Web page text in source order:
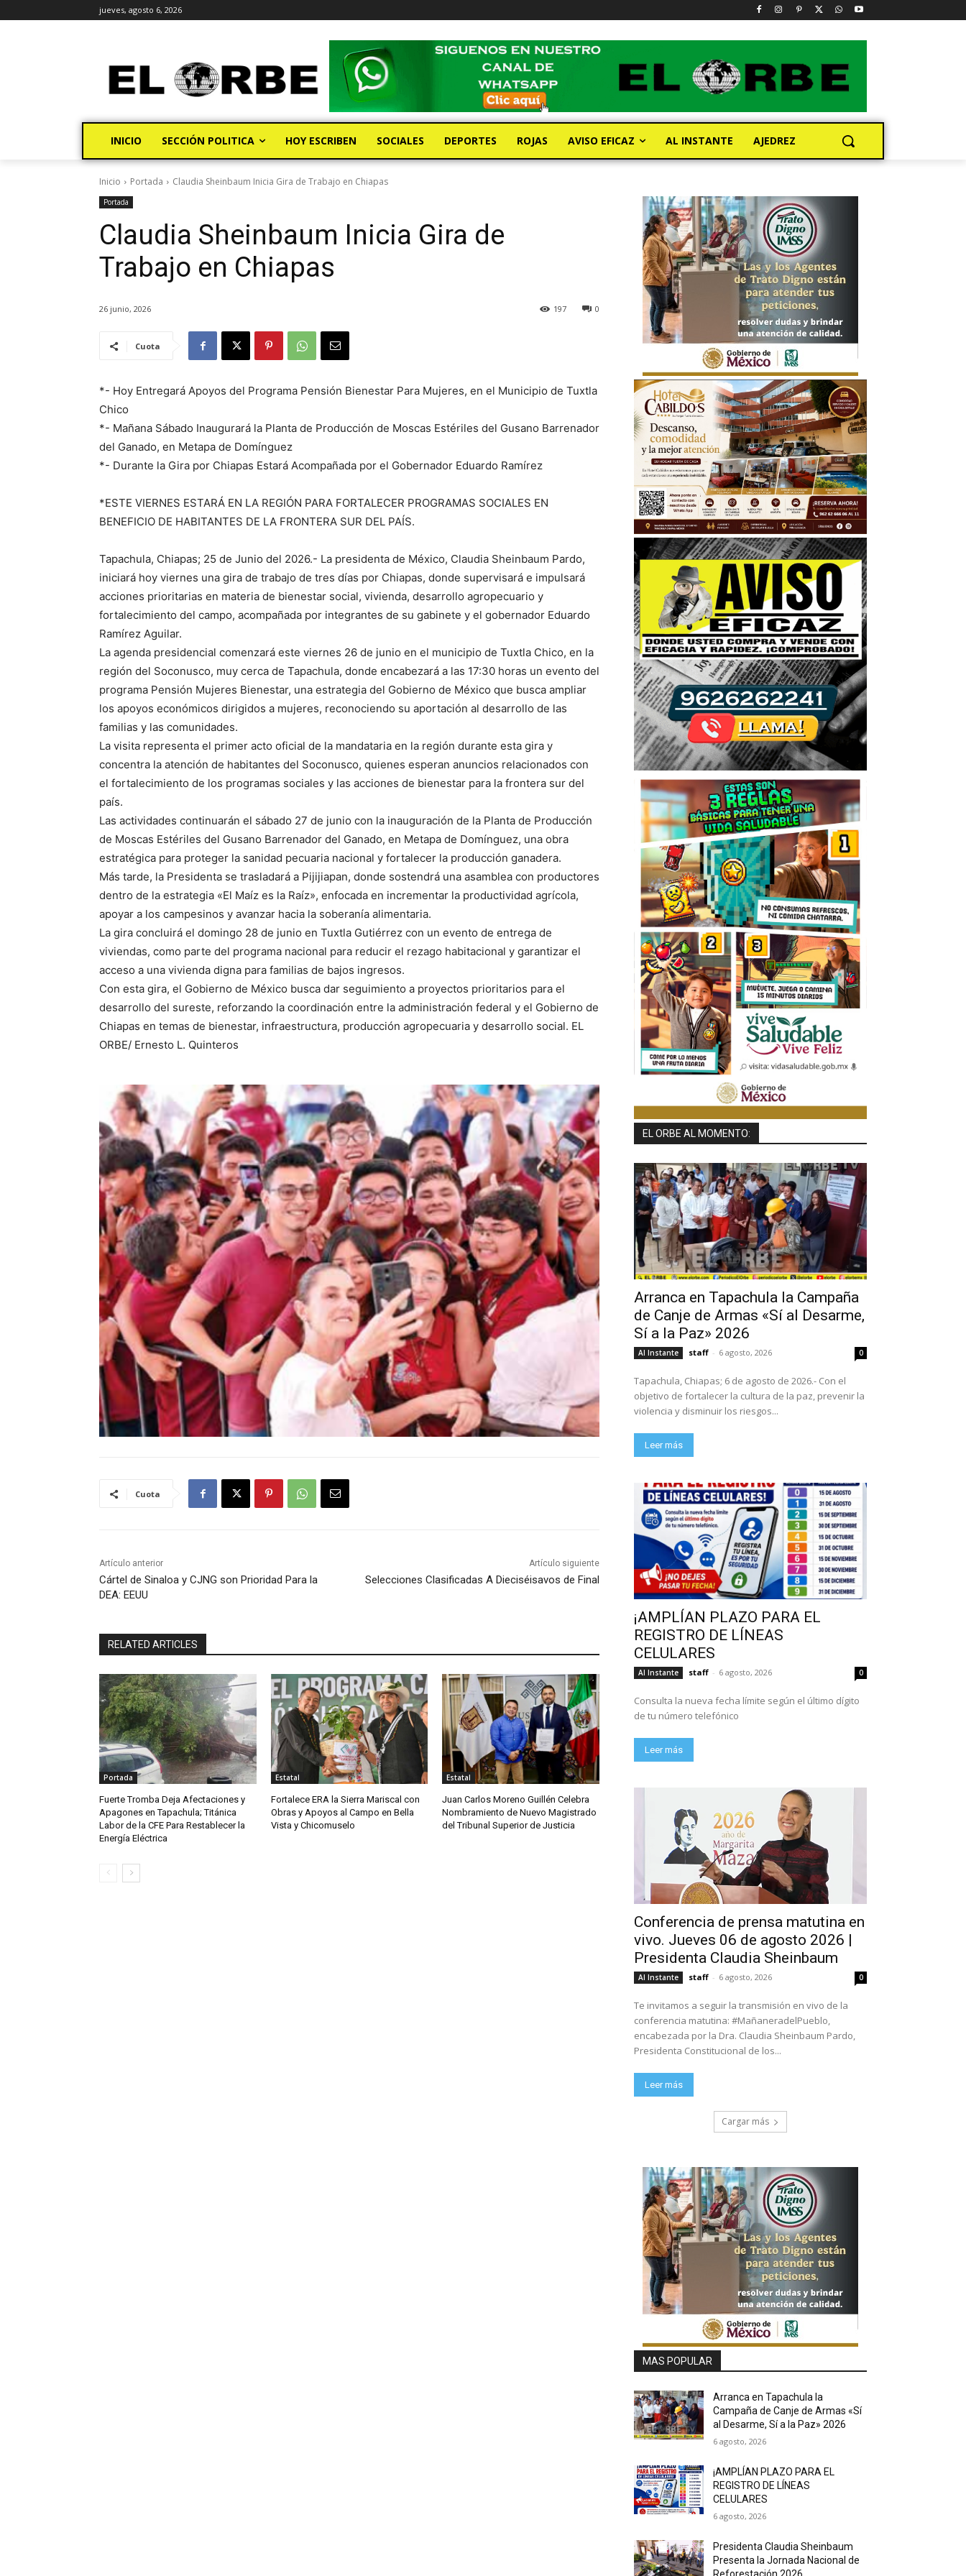
jueves, agosto 6, 2026
INICIO SECCIÓN POLITICA HOY ESCRIBEN SOCIALES DEPORTES ROJAS AVISO EFICAZ AL INSTANTE AJEDREZ
Inicio Portada Claudia Sheinbaum Inicia Gira de Trabajo en Chiapas
Portada
Claudia Sheinbaum Inicia Gira de
Trabajo en Chiapas
26 junio, 2026 0
197
Cuota
*- Hoy Entregará Apoyos del Programa Pensión Bienestar Para Mujeres, en el Municipio de Tuxtla
Chico
*- Mañana Sábado Inaugurará la Planta de Producción de Moscas Estériles del Gusano Barrenador
del Ganado, en Metapa de Domínguez
*- Durante la Gira por Chiapas Estará Acompañada por el Gobernador Eduardo Ramírez
*ESTE VIERNES ESTARÁ EN LA REGIÓN PARA FORTALECER PROGRAMAS SOCIALES EN
BENEFICIO DE HABITANTES DE LA FRONTERA SUR DEL PAÍS.
Tapachula, Chiapas; 25 de Junio del 2026.- La presidenta de México, Claudia Sheinbaum Pardo,
iniciará hoy viernes una gira de trabajo de tres días por Chiapas, donde supervisará e impulsará
acciones prioritarias en materia de bienestar social, vivienda, desarrollo agropecuario y
fortalecimiento del campo, acompañada por integrantes de su gabinete y el gobernador Eduardo
Ramírez Aguilar.
La agenda presidencial comenzará este viernes 26 de junio en el municipio de Tuxtla Chico, en la
región del Soconusco, muy cerca de Tapachula, donde encabezará a las 17:30 horas un evento del
programa Pensión Mujeres Bienestar, una estrategia del Gobierno de México que busca ampliar
los apoyos económicos dirigidos a mujeres, reconociendo su aportación al desarrollo de las
familias y las comunidades.
La visita representa el primer acto oficial de la mandataria en la región durante esta gira y
concentra la atención de habitantes del Soconusco, quienes esperan anuncios relacionados con
el fortalecimiento de los programas sociales y las acciones de bienestar para la frontera sur del
país.
Las actividades continuarán el sábado 27 de junio con la inauguración de la Planta de Producción
de Moscas Estériles del Gusano Barrenador del Ganado, en Metapa de Domínguez, una obra
estratégica para proteger la sanidad pecuaria nacional y fortalecer la producción ganadera.
Más tarde, la Presidenta se trasladará a Pijijiapan, donde sostendrá una asamblea con productores
dentro de la estrategia «El Maíz es la Raíz», enfocada en incrementar la productividad agrícola,
apoyar a los campesinos y avanzar hacia la soberanía alimentaria.
La gira concluirá el domingo 28 de junio en Tuxtla Gutiérrez con un evento de entrega de
viviendas, como parte del programa nacional para reducir el rezago habitacional y garantizar el
acceso a una vivienda digna para familias de bajos ingresos.
Con esta gira, el Gobierno de México busca dar seguimiento a proyectos prioritarios para el
desarrollo del sureste, reforzando la coordinación entre la administración federal y el Gobierno de
Chiapas en temas de bienestar, infraestructura, producción agropecuaria y desarrollo social. EL
ORBE/ Ernesto L. Quinteros
Cuota
Artículo anterior
Cártel de Sinaloa y CJNG son Prioridad Para la
DEA: EEUU
Artículo siguiente
Selecciones Clasificadas A Dieciséisavos de Final
RELATED ARTICLES
Portada
Fuerte Tromba Deja Afectaciones y
Apagones en Tapachula; Titánica
Labor de la CFE Para Restablecer la
Energía Eléctrica
Estatal
Fortalece ERA la Sierra Mariscal con
Obras y Apoyos al Campo en Bella
Vista y Chicomuselo
Estatal
Juan Carlos Moreno Guillén Celebra
Nombramiento de Nuevo Magistrado
del Tribunal Superior de Justicia
EL ORBE AL MOMENTO:
Arranca en Tapachula la Campaña
de Canje de Armas «Sí al Desarme,
Sí a la Paz» 2026
Al Instante staff - 6 agosto, 2026 0
Tapachula, Chiapas; 6 de agosto de 2026.- Con el
objetivo de fortalecer la cultura de la paz, prevenir la
violencia y disminuir los riesgos...
Leer más
¡AMPLÍAN PLAZO PARA EL
REGISTRO DE LÍNEAS
CELULARES
Al Instante staff - 6 agosto, 2026 0
Consulta la nueva fecha límite según el último dígito
de tu número telefónico
Leer más
Conferencia de prensa matutina en
vivo. Jueves 06 de agosto 2026 |
Presidenta Claudia Sheinbaum
Al Instante staff - 6 agosto, 2026 0
Te invitamos a seguir la transmisión en vivo de la
conferencia matutina: #MañaneradelPueblo,
encabezada por la Dra. Claudia Sheinbaum Pardo,
Presidenta Constitucional de los...
Leer más
Cargar más
MAS POPULAR
Arranca en Tapachula la
Campaña de Canje de Armas «Sí
al Desarme, Sí a la Paz» 2026
6 agosto, 2026
¡AMPLÍAN PLAZO PARA EL
REGISTRO DE LÍNEAS
CELULARES
6 agosto, 2026
Presidenta Claudia Sheinbaum
Presenta la Jornada Nacional de